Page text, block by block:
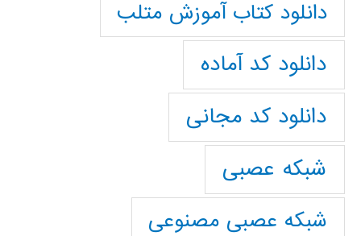
دانلود کتاب آموزش متلب
دانلود کد آماده
دانلود کد مجانی
شبکه عصبی
شبکه عصبی مصنوعی